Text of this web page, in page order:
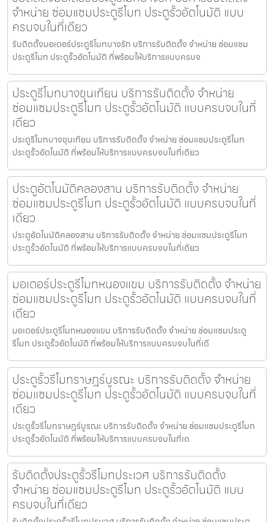
จำหน่าย ซ่อมแซมประตูรีโมท ประตูรั้วอัตโนมัติ แบบ
ครบจบในที่เดียว
รับติดตั้งมอเตอร์ประตูรีโมทบางรัก บริการรับติดตั้ง จำหน่าย ซ่อมแซม
ประตูรีโมท ประตูรั้วอัตโนมัติ ที่พร้อมให้บริการแบบครบจ
ประตูรีโมทบางขุนเทียน บริการรับติดตั้ง จำหน่าย
ซ่อมแซมประตูรีโมท ประตูรั้วอัตโนมัติ แบบครบจบในที่
เดียว
ประตูรีโมทบางขุนเทียน บริการรับติดตั้ง จำหน่าย ซ่อมแซมประตูรีโมท
ประตูรั้วอัตโนมัติ ที่พร้อมให้บริการแบบครบจบในที่เดียว
ประตูอัตโนมัติคลองสาน บริการรับติดตั้ง จำหน่าย
ซ่อมแซมประตูรีโมท ประตูรั้วอัตโนมัติ แบบครบจบในที่
เดียว
ประตูอัตโนมัติคลองสาน บริการรับติดตั้ง จำหน่าย ซ่อมแซมประตูรีโมท
ประตูรั้วอัตโนมัติ ที่พร้อมให้บริการแบบครบจบในที่เดียว
มอเตอร์ประตูรีโมทหนองแขม บริการรับติดตั้ง จำหน่าย
ซ่อมแซมประตูรีโมท ประตูรั้วอัตโนมัติ แบบครบจบในที่
เดียว
มอเตอร์ประตูรีโมทหนองแขม บริการรับติดตั้ง จำหน่าย ซ่อมแซมประตู
รีโมท ประตูรั้วอัตโนมัติ ที่พร้อมให้บริการแบบครบจบในที่เดี
ประตูรั้วรีโมทราษฎร์บูรณะ บริการรับติดตั้ง จำหน่าย
ซ่อมแซมประตูรีโมท ประตูรั้วอัตโนมัติ แบบครบจบในที่
เดียว
ประตูรั้วรีโมทราษฎร์บูรณะ บริการรับติดตั้ง จำหน่าย ซ่อมแซมประตูรีโมท
ประตูรั้วอัตโนมัติ ที่พร้อมให้บริการแบบครบจบในที่เด
รับติดตั้งประตูรั้วรีโมทประเวศ บริการรับติดตั้ง
จำหน่าย ซ่อมแซมประตูรีโมท ประตูรั้วอัตโนมัติ แบบ
ครบจบในที่เดียว